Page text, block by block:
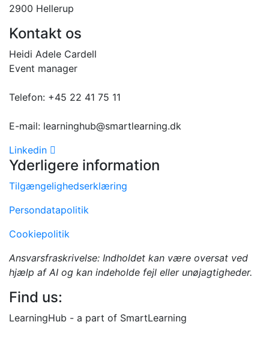
2900 Hellerup
Kontakt os
Heidi Adele Cardell
Event manager
Telefon: +45 22 41 75 11
E-mail: learninghub@smartlearning.dk
Linkedin
Yderligere information
Tilgængelighedserklæring
Persondatapolitik
Cookiepolitik
Ansvarsfraskrivelse: Indholdet kan være oversat ved
hjælp af AI og kan indeholde fejl eller unøjagtigheder.
Find us:
LearningHub - a part of SmartLearning